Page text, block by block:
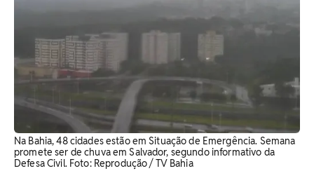
Na Bahia, 48 cidades estão em Situação de Emergência. Semana
promete ser de chuva em Salvador, segundo informativo da
Defesa Civil. Foto: Reprodução / TV Bahia